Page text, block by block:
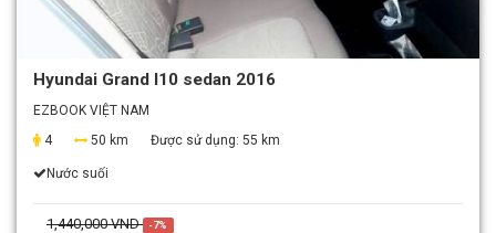
Hyundai Grand I10 sedan 2016
EZBOOK VIỆT NAM
4
50 km Được sử dụng: 55 km
Nước suối
1,440,000 VND -7%